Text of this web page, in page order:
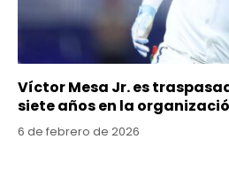
Víctor Mesa Jr. es
siete años en la
6 de febrero de 2026